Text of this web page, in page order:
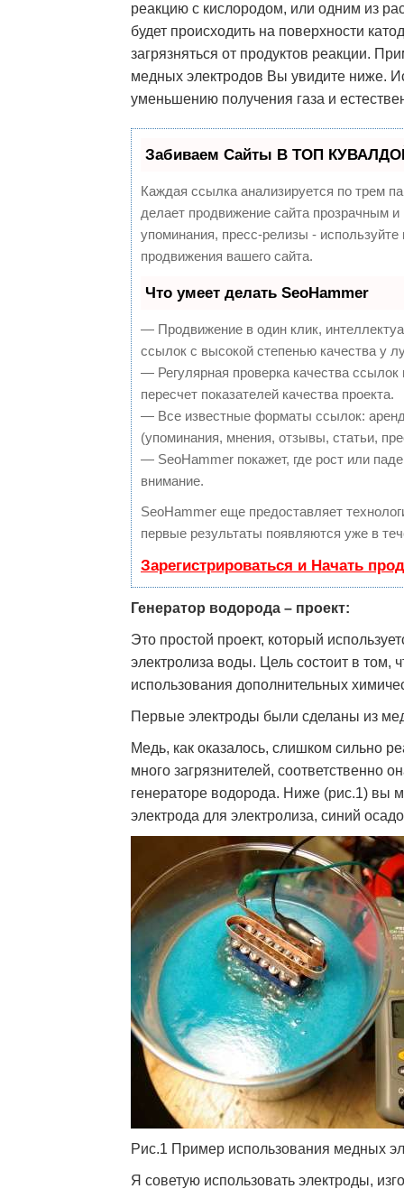
реакцию с кислородом, или одним из
будет происходить на поверхности
загрязняться от продуктов реакции.
медных электродов Вы увидите ниже.
уменьшению получения газа и
Забиваем Сайты В ТОП
Каждая ссылка анализируется по трем
делает продвижение сайта прозрачным
упоминания, пресс-релизы -
продвижения вашего сайта.
Что умеет делать SeoHammer
— Продвижение в один клик,
ссылок с высокой степенью качества у
— Регулярная проверка качества
пересчет показателей качества проекта.
— Все известные форматы ссылок:
(упоминания, мнения, отзывы, статьи,
— SeoHammer покажет, где рост или
внимание.
SeoHammer еще предоставляет
первые результаты появляются уже в
Зарегистрироваться и Начать
Генератор водорода – проект:
Это простой проект, который
электролиза воды. Цель состоит в том,
использования дополнительных
Первые электроды были сделаны из
Медь, как оказалось, слишком сильно
много загрязнителей, соответственно
генераторе водорода. Ниже (рис.1) вы
электрода для электролиза, синий
Рис.1 Пример использования медных
Я советую использовать электроды,